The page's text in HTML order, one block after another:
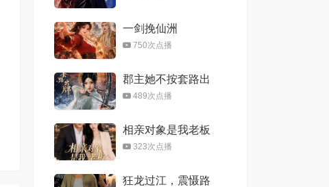
一剑挽仙洲
750次点播
郡主她不按套路出
牌489次点播
相亲对象是我老板
323次点播
狂龙过江，震慑路